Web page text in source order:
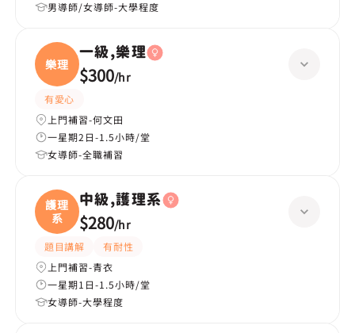
男導師/女導師-大學程度
樂理
一級,樂理
$300/hr
有愛心
上門補習-何文田
一星期2日-1.5小時/堂
女導師-全職補習
護理
系
中級,護理系
$280/hr
題目講解
有耐性
上門補習-青衣
一星期1日-1.5小時/堂
女導師-大學程度